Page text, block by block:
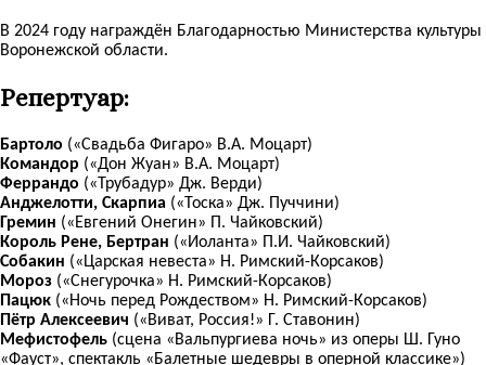
В 2024 году награждён Благодарностью Министерства культуры
Воронежской области.
Репертуар:
Бартоло («Свадьба Фигаро» В.А. Моцарт)
Командор («Дон Жуан» В.А. Моцарт)
Феррандо («Трубадур» Дж. Верди)
Анджелотти, Скарпиа («Тоска» Дж. Пуччини)
Гремин («Евгений Онегин» П. Чайковский)
Король Рене, Бертран («Иоланта» П.И. Чайковский)
Собакин («Царская невеста» Н. Римский-Корсаков)
Мороз («Снегурочка» Н. Римский-Корсаков)
Пацюк («Ночь перед Рождеством» Н. Римский-Корсаков)
Пётр Алексеевич («Виват, Россия!» Г. Ставонин)
Мефистофель (сцена «Вальпургиева ночь» из оперы Ш. Гуно
«Фауст», спектакль «Балетные шедевры в оперной классике»)